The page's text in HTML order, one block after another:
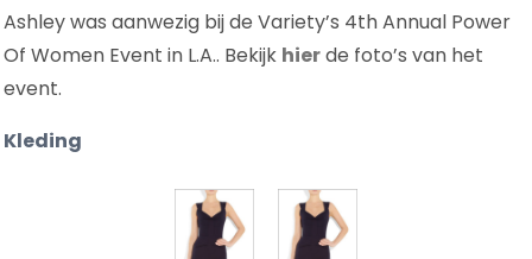
Ashley was aanwezig bij de Variety’s 4th Annual Power
Of Women Event in L.A.. Bekijk hierde foto’s van het
event.
Kleding